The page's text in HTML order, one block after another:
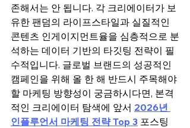
존해서는 안 됩니다. 각 크리에이터가 보
유한 팬덤의 라이프스타일과 실질적인
콘텐츠 인게이지먼트율을 심층적으로 분
석하는 데이터 기반의 타깃팅 전략이 필
수적입니다. 글로벌 브랜드의 성공적인
캠페인을 위해 올 한 해 반드시 주목해야
할 마케팅 방향성이 궁금하시다면, 본격
적인 크리에이터 탐색에 앞서 2026년
인플루언서 마케팅 전략 Top 3 포스팅